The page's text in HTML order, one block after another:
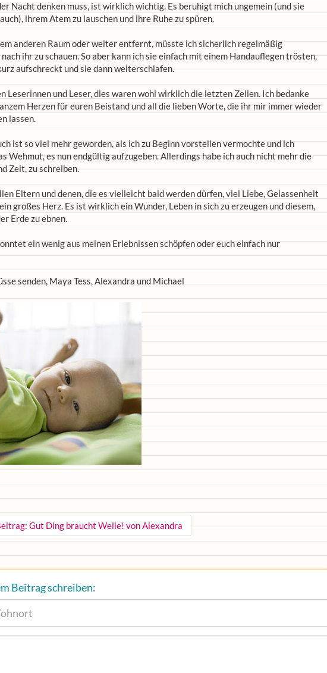
Nacht denken muss, ist wirklich wichtig. Es beruhigt mich ungemein (und sie
ihrem Atem zu lauschen und ihre Ruhe zu spüren.
anderen Raum oder weiter entfernt, müsste ich sicherlich regelmäßig
ihr zu schauen. So aber kann ich sie einfach mit einem Handauflegen trösten,
aufschreckt und sie dann weiterschlafen.
Leserinnen und Leser, dies waren wohl wirklich die letzten Zeilen. Ich bedanke
Herzen für euren Beistand und all die lieben Worte, die ihr mir immer wieder
lassen.
ist so viel mehr geworden, als ich zu Beginn vorstellen vermochte und ich
Wehmut, es nun endgültig aufzugeben. Allerdings habe ich auch nicht mehr die
Zeit, zu schreiben.
Eltern und denen, die es vielleicht bald werden dürfen, viel Liebe, Gelassenheit
großes Herz. Es ist wirklich ein Wunder, Leben in sich zu erzeugen und diesem,
Erde zu ebnen.
ein wenig aus meinen Erlebnissen schöpfen oder euch einfach nur
senden, Maya Tess, Alexandra und Michael
Gut Ding braucht Weile! von Alexandra
Beitrag schreiben: